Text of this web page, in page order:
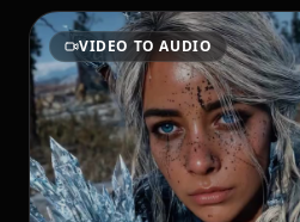
VIDEO TO AUDIO